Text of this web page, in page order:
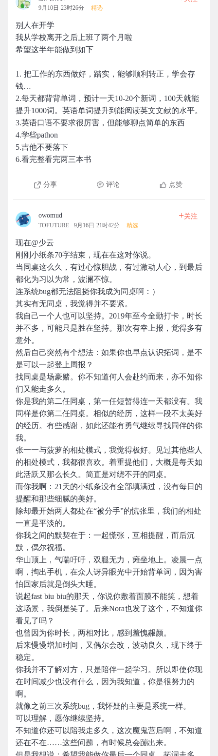
9月10日 23时26分 精选
别人在开学
我从学校离开之后上班了两个月啦
希望这半年能做到如下
1. 把工作的东西做好，踏实，能够顺利转正，学会存
钱…
2.每天都背背单词，预计一天10-20个新词，100天就能
提升1000词。英语单词提升到能阅读英文文献的水平。
3.英语口语不要求很厉害，但能够聊点简单的东西
4.学些pathon
5.吉他不要落下
6.看完整看完两三本书
分享 评论 点赞
owomud
TOFUTURE 9月16日 21时42分 精选
+关注
现在@少云
刚刚小纸条70字结束，现在在这对你说。
当同桌这么久，有过心惊胆战，有过激动人心，到最后
都化为习以为常，波澜不惊。
连系统bug都无法阻挠你我成为同桌啊：）
其实有无同桌，我觉得并不要紧。
我自己一个人也可以坚持。2019年至今全勤打卡，时长
并不多，可能只是胜在坚持。那次有幸上报，觉得多有
意外。
然后自己突然有个想法：如果你也早点认识拓词，是不
是可以一起登上周报？
找同桌是场豪赌。你不知道何人会赴约而来，亦不知你
们又能走多久。
你是我的第二任同桌，第一任短暂得连一天都没有。我
同样是你第二任同桌。相似的经历，这样一段不太美好
的经历。有些感谢，如此还能有勇气继续寻找同伴的你
我。
张一一与菠萝的相处模式，我觉得极好。见过其他些人
的相处模式，我都很喜欢。着重提他们，大概是每天如
此活跃又那么长久。简直是对绕不开的同桌。
而你我啊：21天的小纸条没有全部填满过，没有每日的
提醒和那些细腻的美好。
除却最开始两人都处在“被分手”的慌张里，我们的相处
一直是平淡的。
你我之间的默契在于：一起慌张，互相提醒，而后沉
默，偶尔祝福。
华山顶上，气喘吁吁，双腿无力，瘫坐地上。凌晨一点
啊，掏出手机，在众人讶异眼光中开始背单词，因为害
怕回家后就是倒头大睡。
说起fast biu biu的那天，你说你敷着面膜不能笑，想着
这场景，我倒是笑了。后来Nora也发了这个，不知道你
看见了吗？
也曾因为你时长，两相对比，感到羞愧赧颜。
后来慢慢增加时间，又偶尔会改，波动良久，现下终于
稳定。
你我并不了解对方，只是陪伴一起学习。所以即使你现
在时间减少也没有什么，因为我知道，你是很努力的
啊。
就像之前三次系统bug，我怀疑的主要是系统一样。
可以理解，愿你继续坚持。
不知道你还可以陪我走多久，这次魔鬼营后啊，不知道
还在不在……这些问题，有时候总会蹦出来。